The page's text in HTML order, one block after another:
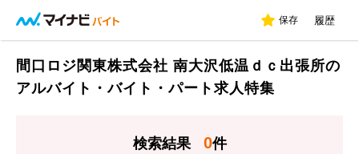
保存 履歴
間口ロジ関東株式会社 南大沢低温ｄｃ出張所の
アルバイト・バイト・パート求人特集
検索結果 0件